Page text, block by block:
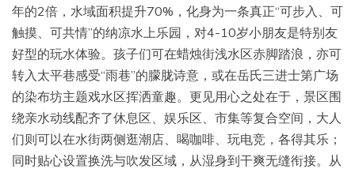
年的2倍，水域面积提升70%，化身为一条真正“可步入、可
触摸、可共情”的纳凉水上乐园，对4-10岁小朋友是特别友
好型的玩水体验。孩子们可在蜡烛街浅水区赤脚踏浪，亦可
转入太平巷感受“雨巷”的朦胧诗意，或在岳氏三进士第广场
的染布坊主题戏水区挥洒童趣。更见用心之处在于，景区围
绕亲水动线配齐了休息区、娱乐区、市集等复合空间，大人
们则可以在水街两侧逛潮店、喝咖啡、玩电竞，各得其乐；
同时贴心设置换洗与吹发区域，从湿身到干爽无缝衔接。从